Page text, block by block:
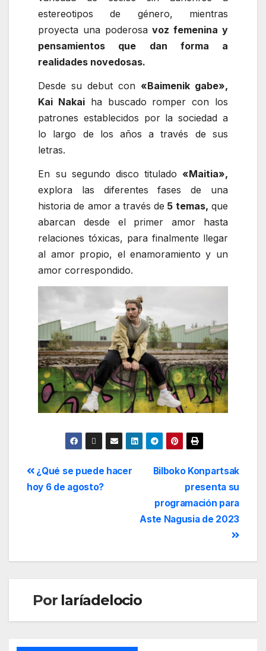
estereotipos de género, mientras
proyecta una poderosavoz femenina y
pensamientos que dan forma a
realidades novedosas.
Desde su debut con «Baimenik gabe»,
Kai Nakaiha buscado romper con los
patrones establecidos por la sociedad a
lo largo de los años a través de sus
letras.
En su segundo disco titulado «Maitia»,
explora las diferentes fases de una
historia de amor a través de 5 temas, que
abarcan desde el primer amor hasta
relaciones tóxicas, para finalmente llegar
al amor propio, el enamoramiento y un
amor correspondido.
Bilboko Konpartsak
presenta su
programación para
Aste Nagusia de 2023
¿Qué se puede hacer
hoy 6 de agosto?
Por laríadelocio